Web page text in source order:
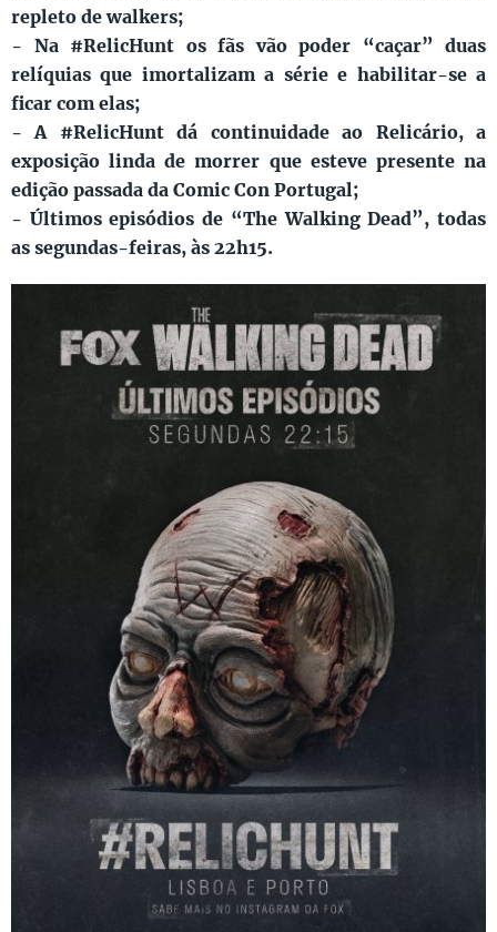
repleto de walkers;
- Na #RelicHunt os fãs vão poder “caçar” duas
relíquias que imortalizam a série e habilitar-se a
ficar com elas;
- A #RelicHunt dá continuidade ao Relicário, a
exposição linda de morrer que esteve presente na
edição passada da Comic Con Portugal;
- Últimos episódios de “The Walking Dead”, todas
as segundas-feiras, às 22h15.